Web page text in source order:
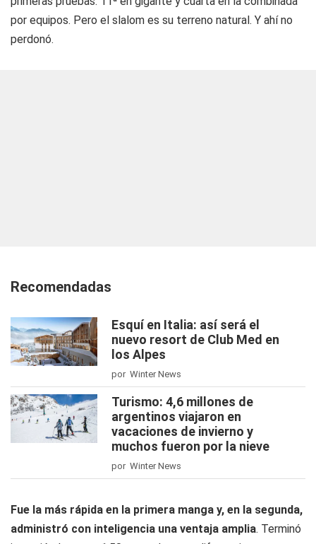
por equipos. Pero el slalom es su terreno natural. Y ahí no
perdonó.
Recomendadas
Esquí en Italia: así será el
nuevo resort de Club Med en
los Alpes
por Winter News
Turismo: 4,6 millones de
argentinos viajaron en
vacaciones de invierno y
muchos fueron por la nieve
por Winter News
Fue la más rápida en la primera manga y, en la segunda,
administró con inteligencia una ventaja amplia. Terminó